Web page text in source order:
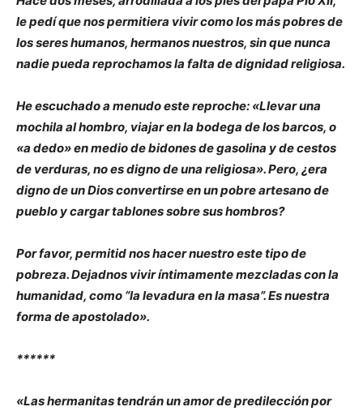
le pedí que nos permitiera vivir como los más pobres de
los seres humanos, hermanos nuestros, sin que nunca
nadie pueda reprochamos la falta de dignidad religiosa.
He escuchado a menudo este reproche: «Llevar una
mochila al hombro, viajar en la bodega de los barcos, o
«a dedo» en medio de bidones de gasolina y de cestos
de verduras, no es digno de una religiosa». Pero, ¿era
digno de un Dios convertirse en un pobre artesano de
pueblo y cargar tablones sobre sus hombros?
Por favor, permitid nos hacer nuestro este tipo de
pobreza. Dejadnos vivir íntimamente mezcladas con la
humanidad, como “la levadura en la masa”. Es nuestra
forma de apostolado».
******
«Las hermanitas tendrán un amor de predilección por